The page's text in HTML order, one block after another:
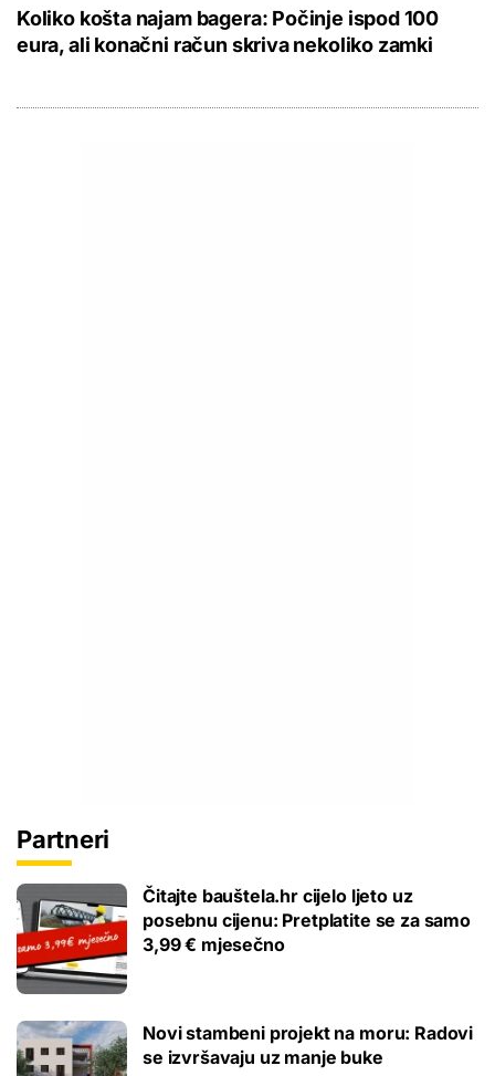
Koliko košta najam bagera: Počinje ispod 100
eura, ali konačni račun skriva nekoliko zamki
Partneri
Čitajte bauštela.hr cijelo ljeto uz
posebnu cijenu: Pretplatite se za samo
3,99 € mjesečno
Novi stambeni projekt na moru: Radovi
se izvršavaju uz manje buke